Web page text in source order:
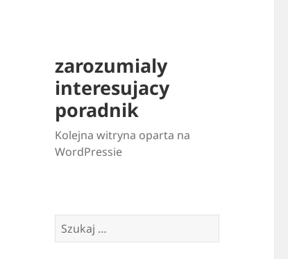
zarozumialy
interesujacy
poradnik
Kolejna witryna oparta na
WordPressie
Szukaj: